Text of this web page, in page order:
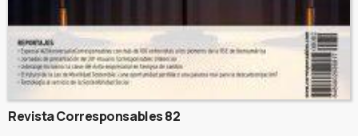
Revista Corresponsables 82